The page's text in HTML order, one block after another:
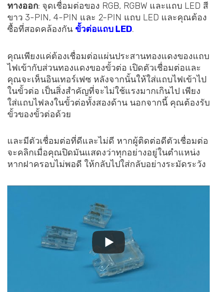
ทางออก: จุดเชื่อมต่อของ RGB, RGBW และแถบ LED สี
ขาว 3-PIN, 4-PIN และ 2-PIN แถบ LED และคุณต้อง
ซื้อที่สอดคล้องกัน ขั้วต่อแถบ LED.
คุณเพียงแค่ต้องเชื่อมต่อแผ่นประสานทองแดงของแถบ
ไฟเข้ากับส่วนทองแดงของขั้วต่อ เปิดตัวเชื่อมต่อและ
คุณจะเห็นอินเทอร์เฟซ หลังจากนั้นให้ใส่แถบไฟเข้าไป
ในขั้วต่อ เป็นสิ่งสำคัญที่จะไม่ใช้แรงมากเกินไป เพียง
ใส่แถบไฟลงในขั้วต่อทั้งสองด้าน นอกจากนี้ คุณต้องรับ
ขั้วของขั้วต่อด้วย
และมีตัวเชื่อมต่อที่ดีและไม่ดี หากผู้ติดต่อดีตัวเชื่อมต่อ
จะคลิกเมื่อคุณปิดมันแสดงว่าทุกอย่างอยู่ในตำแหน่ง
หากฝาครอบไม่พอดี ให้กลับไปใส่กลับอย่างระมัดระวัง